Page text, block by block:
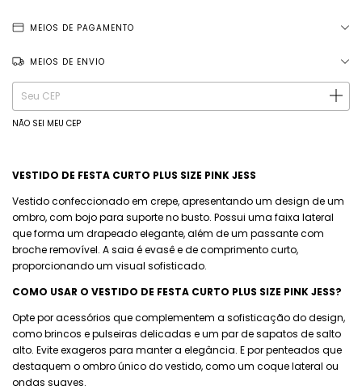
MEIOS DE PAGAMENTO
MEIOS DE ENVIO
Entregas para o CEP:
ALTERAR CEP
NÃO SEI MEU CEP
VESTIDO DE FESTA CURTO PLUS SIZE PINK JESS
Vestido confeccionado em crepe, apresentando um design de um
ombro, com bojo para suporte no busto. Possui uma faixa lateral
que forma um drapeado elegante, além de um passante com
broche removível. A saia é evasê e de comprimento curto,
proporcionando um visual sofisticado.
COMO USAR O VESTIDO DE FESTA CURTO PLUS SIZE PINK JESS?
Opte por acessórios que complementem a sofisticação do design,
como brincos e pulseiras delicadas e um par de sapatos de salto
alto. Evite exageros para manter a elegância. E por penteados que
destaquem o ombro único do vestido, como um coque lateral ou
ondas suaves.